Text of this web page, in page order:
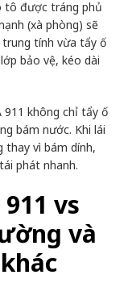
tô được tráng phủ
(xà phòng) sẽ
tính vừa tẩy ố
bảo vệ, kéo dài
911 không chỉ tẩy ố
bám nước. Khi lái
vì bám dính,
phát nhanh.
vs
và